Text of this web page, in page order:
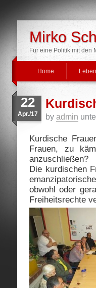
Mirko
Für eine Politik mit den
Home
22
Apr./17 by admin
Kurdische
Frauen, zu
anzuschließen?
Die kurdischen
obwohl oder
Freiheitsrechte